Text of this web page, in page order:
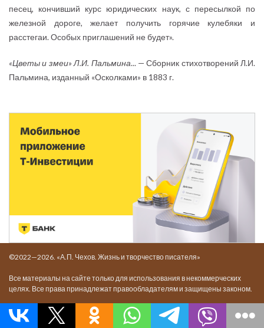
песец, кончивший курс юридических наук, с пересылкой по
железной дороге, желает получить горячие кулебяки и
расстегаи. Особых приглашений не будет».
«Цветы и змеи» Л.И. Пальмина... — Сборник стихотворений Л.И.
Пальмина, изданный «Осколками» в 1883 г.
©2022—2026. «А.П. Чехов. Жизнь и творчество писателя»
Все материалы на сайте только для использования в некоммерческих
целях. Все права принадлежат правообладателям и защищены законом.